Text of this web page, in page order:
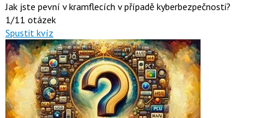
Jak jste pevní v kramflecích v případě kyberbezpečnosti?
1/11 otázek
Spustit kvíz